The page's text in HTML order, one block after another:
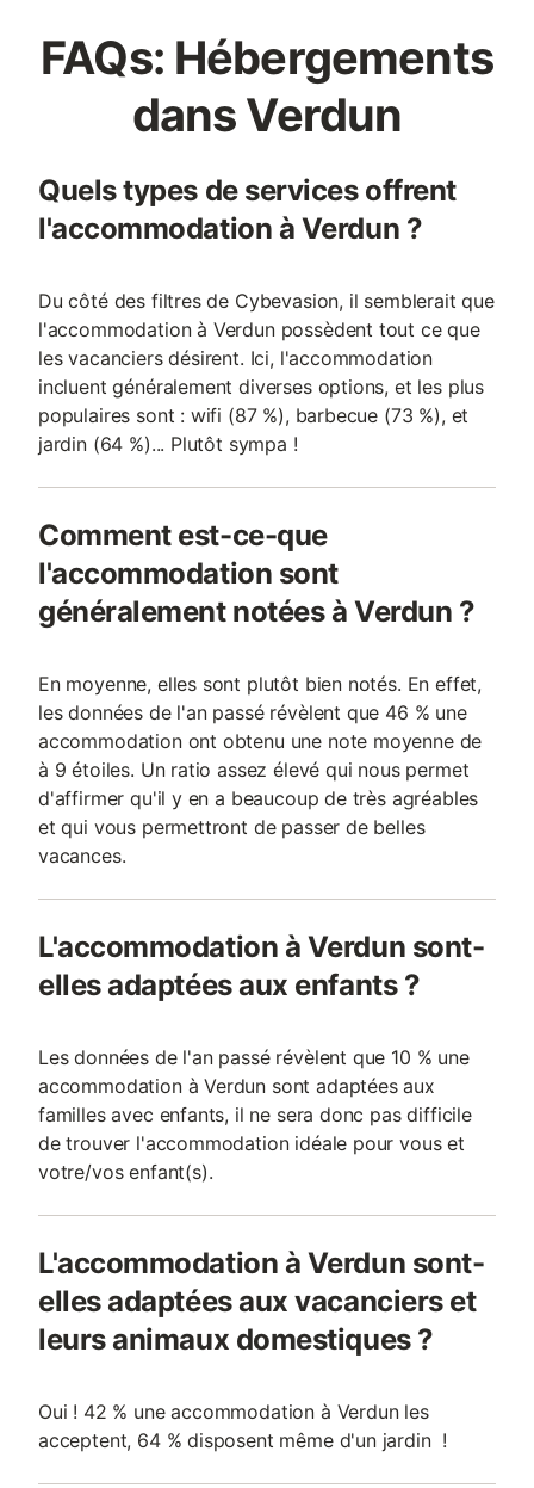
FAQs: Hébergements
dans Verdun
Quels types de services offrent
l'accommodation à Verdun ?
Du côté des filtres de Cybevasion, il semblerait que
l'accommodation à Verdun possèdent tout ce que
les vacanciers désirent. Ici, l'accommodation
incluent généralement diverses options, et les plus
populaires sont : wifi (87 %), barbecue (73 %), et
jardin (64 %)... Plutôt sympa !
Comment est-ce-que
l'accommodation sont
généralement notées à Verdun ?
En moyenne, elles sont plutôt bien notés. En effet,
les données de l'an passé révèlent que 46 % une
accommodation ont obtenu une note moyenne de
à 9 étoiles. Un ratio assez élevé qui nous permet
d'affirmer qu'il y en a beaucoup de très agréables
et qui vous permettront de passer de belles
vacances.
L'accommodation à Verdun sont-
elles adaptées aux enfants ?
Les données de l'an passé révèlent que 10 % une
accommodation à Verdun sont adaptées aux
familles avec enfants, il ne sera donc pas difficile
de trouver l'accommodation idéale pour vous et
votre/vos enfant(s).
L'accommodation à Verdun sont-
elles adaptées aux vacanciers et
leurs animaux domestiques ?
Oui ! 42 % une accommodation à Verdun les
acceptent, 64 % disposent même d'un jardin !